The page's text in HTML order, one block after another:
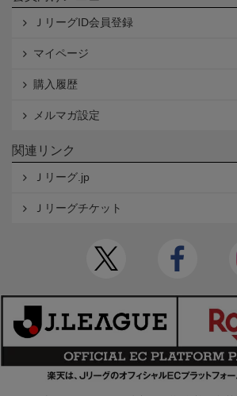
ＪリーグID会員登録
マイページ
購入履歴
メルマガ設定
関連リンク
Ｊリーグ.jp
Ｊリーグチケット